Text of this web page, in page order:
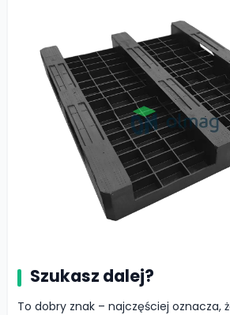
Szukasz dalej?
To dobry znak – najczęściej oznacza,